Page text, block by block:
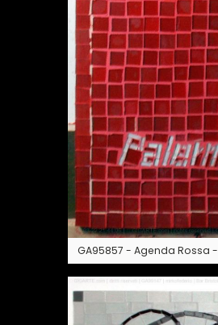
GA95857 - Agenda Rossa -